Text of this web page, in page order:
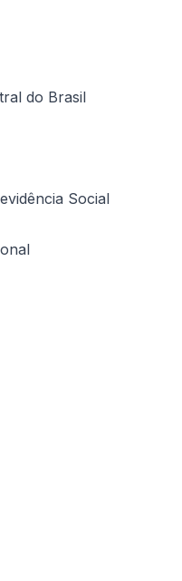
do Brasil
Social